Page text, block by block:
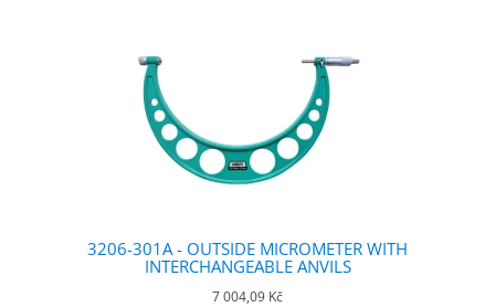
3206-301A - OUTSIDE MICROMETER WITH
INTERCHANGEABLE ANVILS
7 004,09 Kč